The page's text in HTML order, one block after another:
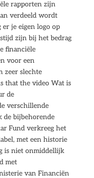
rapporten zijn
verdeeld wordt
er je eigen logo op
zijn bij het bedrag
financiële
voor een
zeer slechte
that the video Wat is
de
verschillende
de bijbehorende
Fund verkreeg het
met een historie
is niet onmiddellijk
met
van Financiën